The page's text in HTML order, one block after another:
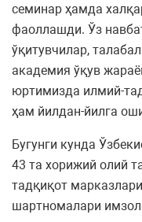
семинар ҳамда
фаоллашди. Ўз
ўқитувчилар,
академия ўқув
юртимизда илмий-
ҳам йилдан-йилга
Бугунги кунда
43 та хорижий олий
тадқиқот
шартномалари